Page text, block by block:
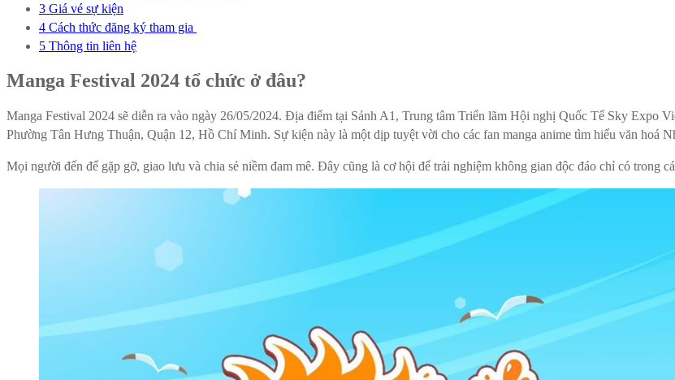
3 Giá vé sự kiện
4 Cách thức đăng ký tham gia
5 Thông tin liên hệ
Manga Festival 2024 tổ chức ở đâu?
Manga Festival 2024 sẽ diễn ra vào ngày 26/05/2024. Địa điểm tại Sảnh A1, Trung tâm Triển lãm Hội nghị Quốc Tế Sky Expo
Phường Tân Hưng Thuận, Quận 12, Hồ Chí Minh. Sự kiện này là một dịp tuyệt vời cho các fan manga anime tìm hiểu văn hoá
Mọi người đến để gặp gỡ, giao lưu và chia sẻ niềm đam mê. Đây cũng là cơ hội để trải nghiệm không gian độc đáo chỉ có trong